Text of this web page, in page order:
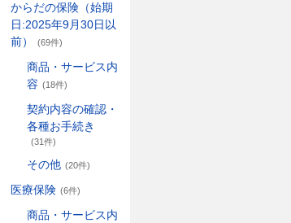
からだの保険（始期
日:2025年9月30日以
前）
(69件)
商品・サービス内
容 (18件)
契約内容の確認・
各種お手続き
(31件)
その他 (20件)
医療保険 (6件)
商品・サービス内